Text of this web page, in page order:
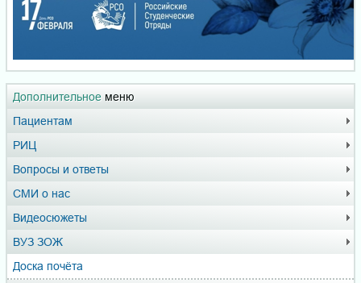
Дополнительное меню
Пациентам
РИЦ
Вопросы и ответы
СМИ о нас
Видеосюжеты
ВУЗ ЗОЖ
Доска почёта